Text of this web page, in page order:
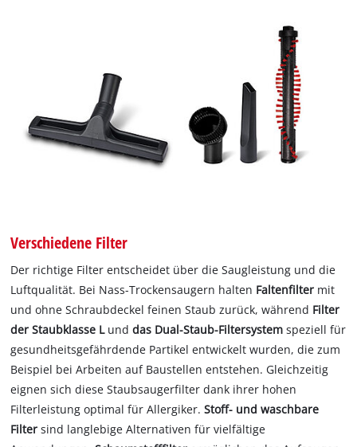
Verschiedene Filter
Der richtige Filter entscheidet über die Saugleistung und die
Luftqualität. Bei Nass-Trockensaugern halten Faltenfilter mit
und ohne Schraubdeckel feinen Staub zurück, während Filter
der Staubklasse L unddas Dual-Staub-Filtersystem speziell für
gesundheitsgefährdende Partikel entwickelt wurden, die zum
Beispiel bei Arbeiten auf Baustellen entstehen. Gleichzeitig
eignen sich diese Staubsaugerfilter dank ihrer hohen
Filterleistung optimal für Allergiker.Stoff- und waschbare
Filter sind langlebige Alternativen für vielfältige